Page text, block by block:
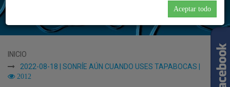
Aceptar todo
INICIO
2022-08-18 | SONRÍE AÚN CUANDO USES TAPABOCAS |
2012